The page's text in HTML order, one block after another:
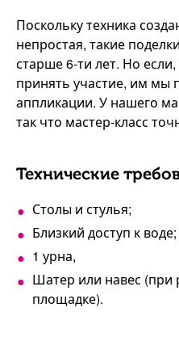
Поскольку техника
непростая, такие
старше 6-ти лет. Но
принять участие, им мы
аппликации. У нашего
так что мастер-класс
Технические
Столы и стулья;
Близкий доступ к воде;
1 урна,
Шатер или навес (при
площадке).